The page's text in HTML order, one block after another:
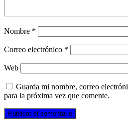
Nombre *
Correo electrónico *
Web
Guarda mi nombre, correo
para la próxima vez que comente.